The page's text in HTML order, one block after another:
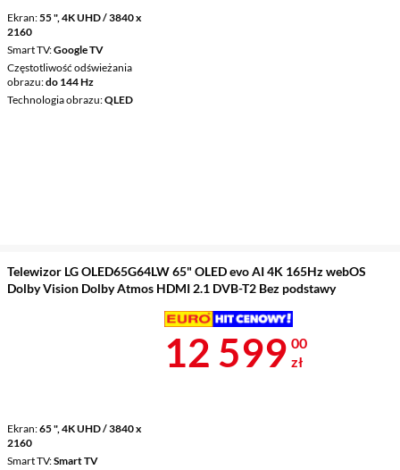
Ekran 55 ", 4K UHD / 3840 x
2160
Smart TV Google TV
Częstotliwość odświeżania
obrazu do 144 Hz
Technologia obrazu QLED
Telewizor LG OLED65G64LW 65" OLED evo AI 4K 165Hz webOS
Dolby Vision Dolby Atmos HDMI 2.1 DVB-T2 Bez podstawy
Ekran 65 ", 4K UHD / 3840 x
2160
Smart TV Smart TV
Cena 12 599
12 599 00
zł